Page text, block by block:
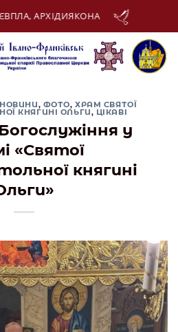
12 Серпня: ДЕНЬ МОЛОДІ
НОВИНИ, ФОТО,ХРАМ СВЯТОЇ
КНЯГИНІ ОЛЬГИ, ЦІКАВІ
у
«Святої
княгині